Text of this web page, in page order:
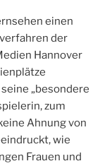
einen
der
Hannover
„besondere
zum
Ahnung von
wie
Frauen und